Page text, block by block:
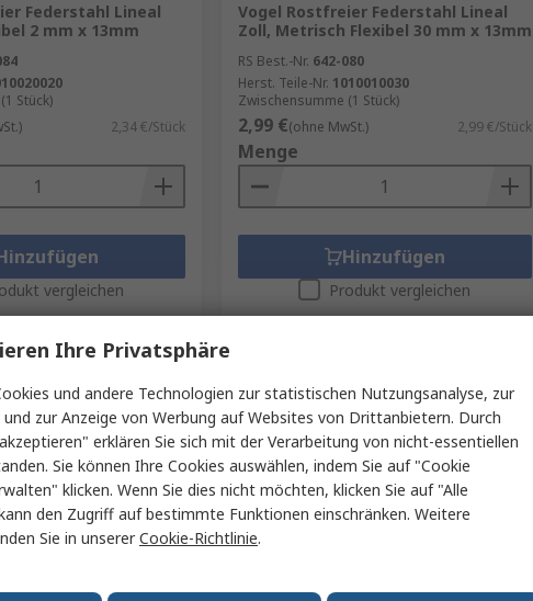
Federstahl Lineal
2 mm x 13mm
Stück)
2,34 €/Stück
vergleichen
Vogel Rostfreier Federstahl Lineal
Zoll, Metrisch Flexibel 30 mm x 13mm
RS Best.-Nr. 642-080
Herst. Teile-Nr. 1010010030
Zwischensumme (1 Stück)
2,99 €(ohne MwSt.) 2,99 €/Stück
Menge
Hinzufügen
Produkt vergleichen
Ihre Privatsphäre
und andere Technologien zur statistischen Nutzungsanalyse, zur
und zur Anzeige von Werbung auf Websites von Drittanbietern. Durch
erklären Sie sich mit der Verarbeitung von nicht-essentiellen
Sie können Ihre Cookies auswählen, indem Sie auf "Cookie
klicken. Wenn Sie dies nicht möchten, klicken Sie auf "Alle
den Zugriff auf bestimmte Funktionen einschränken. Weitere
Sie in unsererCookie-Richtlinie.